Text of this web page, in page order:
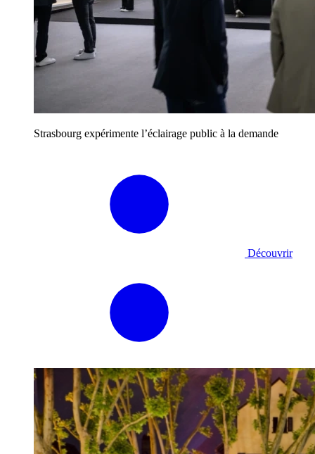
Strasbourg expérimente l’éclairage public à la demande
Découvrir